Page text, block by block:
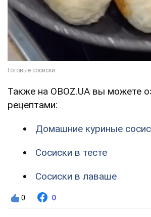
Также на OBOZ.UA вы можете
рецептами:
Домашние куриные
Сосиски в тесте
Сосиски в лаваше
0 0